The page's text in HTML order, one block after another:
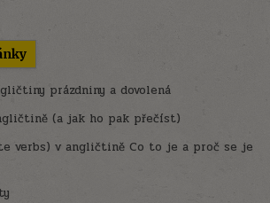
prázdniny a dovolená
(a jak ho pak přečíst)
verbs) v angličtině Co to je a proč se je